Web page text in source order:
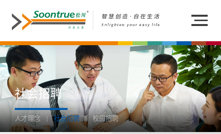
社会招聘
人才理念 社会招聘 校园招聘